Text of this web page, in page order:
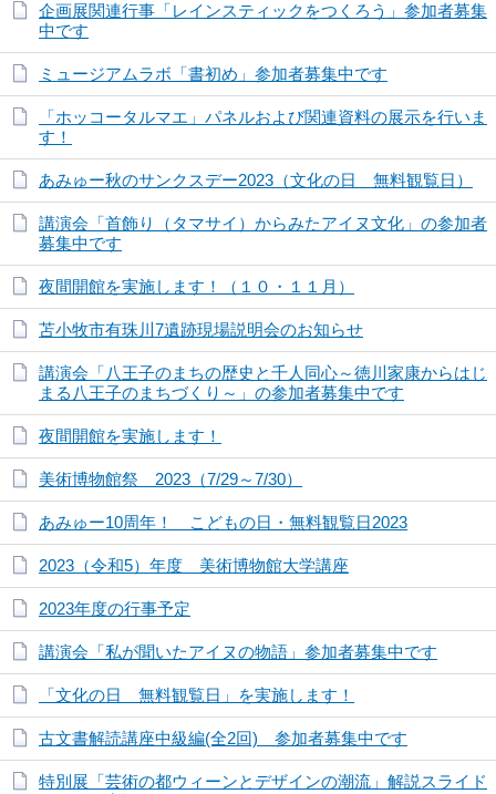
企画展関連行事「レインスティックをつくろう」参加者募集
中です
ミュージアムラボ「書初め」参加者募集中です
「ホッコータルマエ」パネルおよび関連資料の展示を行いま
す！
あみゅー秋のサンクスデー2023（文化の日 無料観覧日）
講演会「首飾り（タマサイ）からみたアイヌ文化」の参加者
募集中です
夜間開館を実施します！（１０・１１月）
苫小牧市有珠川7遺跡現場説明会のお知らせ
講演会「八王子のまちの歴史と千人同心～徳川家康からはじ
まる八王子のまちづくり～」の参加者募集中です
夜間開館を実施します！
美術博物館祭 2023（7/29～7/30）
あみゅー10周年！ こどもの日・無料観覧日2023
2023（令和5）年度 美術博物館大学講座
2023年度の行事予定
講演会「私が聞いたアイヌの物語」参加者募集中です
「文化の日 無料観覧日」を実施します！
古文書解読講座中級編(全2回) 参加者募集中です
特別展「芸術の都ウィーンとデザインの潮流」解説スライド